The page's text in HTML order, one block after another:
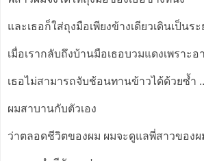
และเธอก็ใส่ถุงมือเพียงข้างเดียวเดินเป็นร
เมื่อเรากลับถึงบ้านมือเธอบวมแดงเพราะ
เธอไม่สามารถจับช้อนทานข้าวได้ด้วยซ้ำ
ผมสาบานกับตัวเอง
ว่าตลอดชีวิตของผม ผมจะดูแลพี่สาวของผ